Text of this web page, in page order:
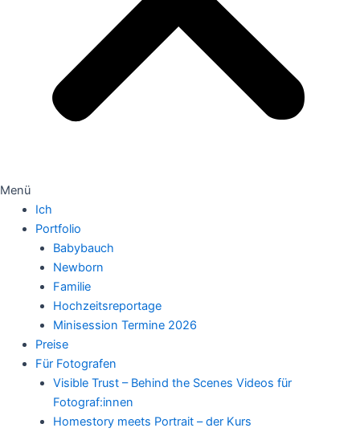
Menü
Ich
Portfolio
Babybauch
Newborn
Familie
Hochzeitsreportage
Minisession Termine 2026
Preise
Für Fotografen
Visible Trust – Behind the Scenes Videos für
Fotograf:innen
Homestory meets Portrait – der Kurs